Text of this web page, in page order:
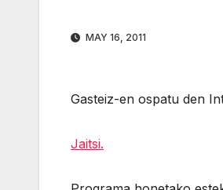
MAY 16, 2011
Gasteiz-en ospatu den
Jaitsi.